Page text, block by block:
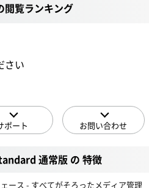
閲覧ランキング
さい
ポート お問い合わせ
通常版 の 特徴
ース - すべてがそろったメディア管理